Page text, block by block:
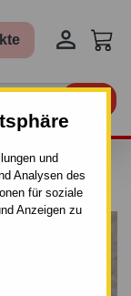
und
Analysen des
für soziale
Anzeigen zu

3 - BL -